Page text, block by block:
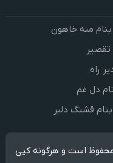
بنام منه خاهون
تقصیر
راه
دل غم
قشنگ دلبر
است و هرگونه کپی